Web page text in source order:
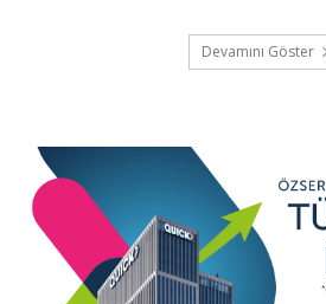
Devamını Göster